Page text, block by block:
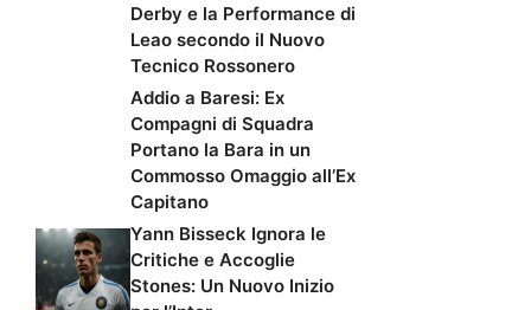
Derby e la Performance di
Leao secondo il Nuovo
Tecnico Rossonero
Addio a Baresi: Ex
Compagni di Squadra
Portano la Bara in un
Commosso Omaggio all’Ex
Capitano
Yann Bisseck Ignora le
Critiche e Accoglie
Stones: Un Nuovo Inizio